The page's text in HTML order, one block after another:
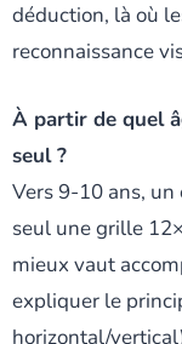
déduction, là où
reconnaissance
À partir de quel
seul ?
Vers 9-10 ans,
seul une grille
mieux vaut
expliquer le
horizontal/